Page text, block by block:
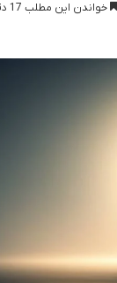
خواندن این مطلب 17 دقیقه زمان میبرد